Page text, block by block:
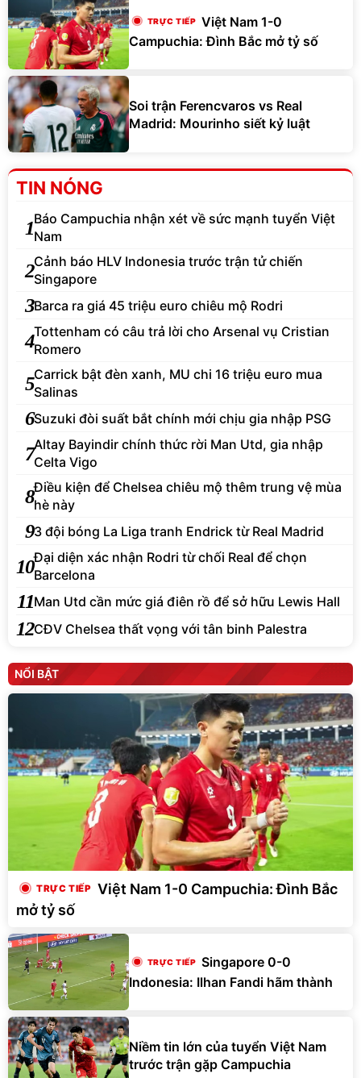
Việt Nam 1-0
Campuchia: Đình Bắc mở tỷ số
Soi trận Ferencvaros vs Real
Madrid: Mourinho siết kỷ luật
TIN NÓNG
1Báo Campuchia nhận xét về sức mạnh tuyển Việt
Nam
2Cảnh báo HLV Indonesia trước trận tử chiến
Singapore
3Barca ra giá 45 triệu euro chiêu mộ Rodri
4Tottenham có câu trả lời cho Arsenal vụ Cristian
Romero
5Carrick bật đèn xanh, MU chi 16 triệu euro mua
Salinas
6Suzuki đòi suất bắt chính mới chịu gia nhập PSG
7Altay Bayindir chính thức rời Man Utd, gia nhập
Celta Vigo
8Điều kiện để Chelsea chiêu mộ thêm trung vệ mùa
hè này
93 đội bóng La Liga tranh Endrick từ Real Madrid
10Đại diện xác nhận Rodri từ chối Real để chọn
Barcelona
11Man Utd cần mức giá điên rồ để sở hữu Lewis Hall
12CĐV Chelsea thất vọng với tân binh Palestra
NỔI BẬT
Việt Nam 1-0 Campuchia: Đình Bắc
mở tỷ số
Singapore 0-0
Indonesia: Ilhan Fandi hãm thành
Niềm tin lớn của tuyển Việt Nam
trước trận gặp Campuchia